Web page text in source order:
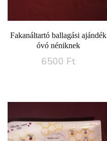
Fakanáltartó ballagási ajándék
óvó néniknek
6500 Ft